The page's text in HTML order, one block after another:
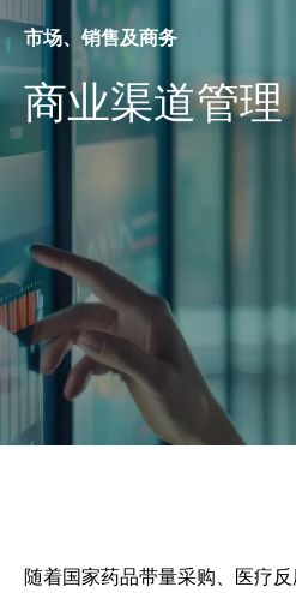
加入我们
关于我们
市场、销售及商务
商业渠道管理
随着国家药品带量采购、医疗